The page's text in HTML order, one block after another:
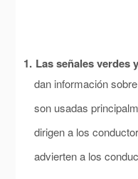
1. Las señales verdes
dan información
son usadas
dirigen a los
advierten a los